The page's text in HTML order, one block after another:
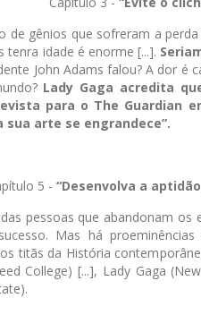
de gênios que sofreram a
tenra idade é enorme [...].
John Adams falou? A dor é
Lady Gaga acredita
para o The Guardian
sua arte se engrandece”.
5 - “Desenvolva a
pessoas que abandonam
Mas há
titãs da História
College) [...], Lady Gaga